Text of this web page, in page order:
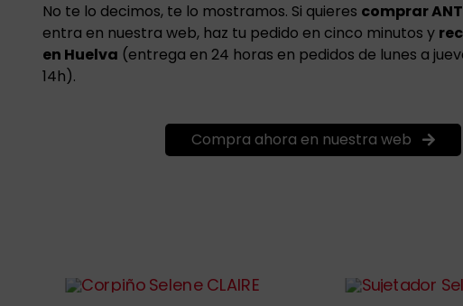
No te lo decimos, te lo mostramos. Si quieres comprar
entra en nuestra web, haz tu pedido en cinco minutos y
en Huelva (entrega en 24 horas en pedidos de lunes a
14h).
Compra ahora en nuestra web